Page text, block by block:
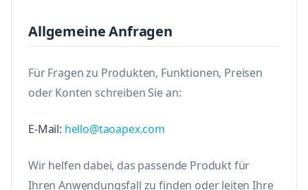
Allgemeine Anfragen
Für Fragen zu Produkten, Funktionen, Preisen
oder Konten schreiben Sie an:
E-Mail: hello@taoapex.com
Wir helfen dabei, das passende Produkt für
Ihren Anwendungsfall zu finden oder leiten Ihre